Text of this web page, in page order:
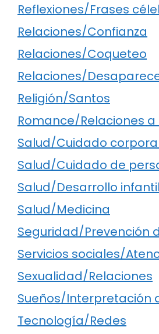
Reflexiones/Frases
Relaciones/Confianza
Relaciones/Coqueteo
Relaciones/
Religión/Santos
Romance/Relaciones
Salud/Cuidado
Salud/Cuidado de
Salud/Desarrollo infantil
Salud/Medicina
Seguridad/Prevención
Servicios sociales/
Sexualidad/Relaciones
Sueños/Interpretación
Tecnología/Redes